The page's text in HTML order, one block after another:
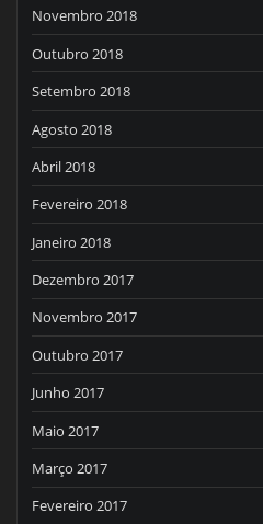
Novembro 2018
Outubro 2018
Setembro 2018
Agosto 2018
Abril 2018
Fevereiro 2018
Janeiro 2018
Dezembro 2017
Novembro 2017
Outubro 2017
Junho 2017
Maio 2017
Março 2017
Fevereiro 2017